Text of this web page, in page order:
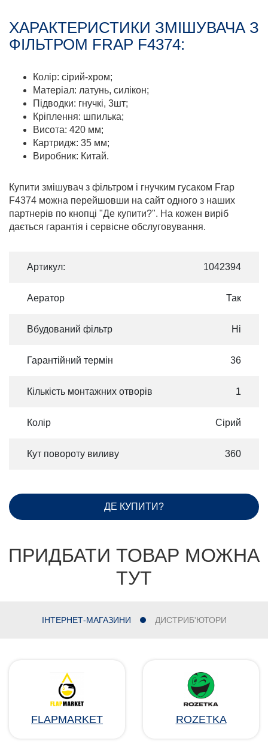
ХАРАКТЕРИСТИКИ ЗМІШУВАЧА З
ФІЛЬТРОМ FRAP F4374:
Колір: сірий-хром;
Матеріал: латунь, силікон;
Підводки: гнучкі, 3шт;
Кріплення: шпилька;
Висота: 420 мм;
Картридж: 35 мм;
Виробник: Китай.
Купити змішувач з фільтром і гнучким гусаком Frap
F4374 можна перейшовши на сайт одного з наших
партнерів по кнопці "Де купити?". На кожен виріб
дається гарантія і сервісне обслуговування.
Артикул: 1042394
Аератор Так
Вбудований фільтр Ні
Гарантійний термін 36
Кількість монтажних отворів 1
Колір Сірий
Кут повороту виливу 360
ДЕ КУПИТИ?
ПРИДБАТИ ТОВАР МОЖНА
ТУТ
ІНТЕРНЕТ-МАГАЗИНИ ДИСТРИБ'ЮТОРИ
FLAPMARKET ROZETKA